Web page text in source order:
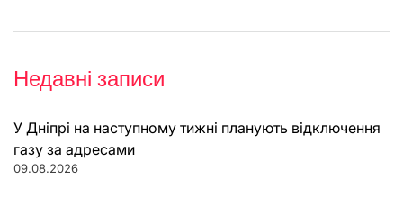
Недавні записи
У Дніпрі на наступному тижні планують відключення
газу за адресами
09.08.2026